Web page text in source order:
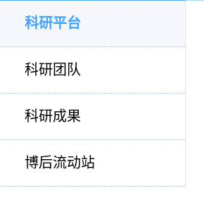
科研平台
科研团队
科研成果
博后流动站